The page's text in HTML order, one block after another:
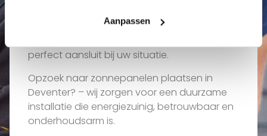
Aanpassen
Wij luisteren naar uw wensen en vertalen
perfect aansluit bij uw situatie.
Opzoek naar zonnepanelen plaatsen in
Deventer? – wij zorgen voor een duurzame
installatie die energiezuinig, betrouwbaar en
onderhoudsarm is.